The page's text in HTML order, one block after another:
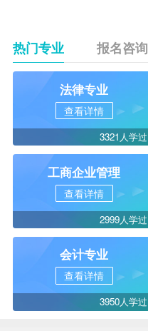
热门专业 报名咨询
法律专业
查看详情
3321人学过
工商企业管理
查看详情
2999人学过
会计专业
查看详情
3950人学过